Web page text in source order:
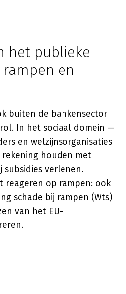
het publieke
en
buiten de bankensector
In het sociaal domein —
en welzijnsorganisaties
houden met
subsidies verlenen.
reageren op rampen: ook
schade bij rampen (Wts)
van het EU-